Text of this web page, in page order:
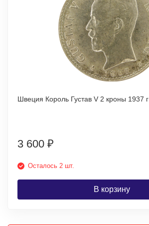
3 600 ₽
Осталось 2 шт.
В корзину